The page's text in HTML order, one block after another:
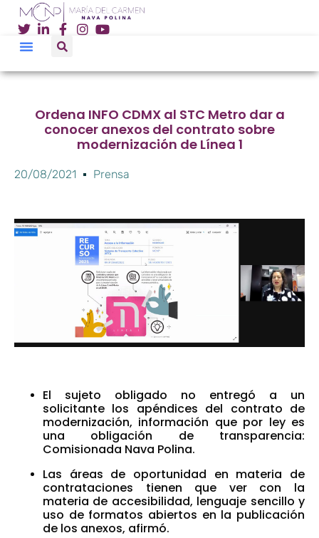
Ordena INFO CDMX al STC Metro dar a
conocer anexos del contrato sobre
modernización de Línea 1
20/08/2021 Prensa
El sujeto obligado no entregó a un
solicitante los apéndices del contrato de
modernización, información que por ley es
una obligación de transparencia:
Comisionada Nava Polina.
Las áreas de oportunidad en materia de
contrataciones tienen que ver con la
materia de accesibilidad, lenguaje sencillo y
uso de formatos abiertos en la publicación
de los anexos, afirmó.